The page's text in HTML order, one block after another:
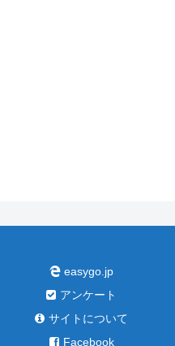
easygo.jp
アンケート
サイトについて
Facebook